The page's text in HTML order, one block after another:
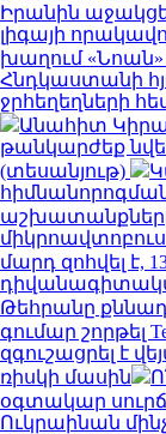
Իրանին
լիգայի
խաղում
Հնդկաստանի
ջրհեղեղների
Անահիտ
թանկարժեք
(տեսանյութ)
մարդ զոհվել է,
Թեհրանը
գումար շորթել
զգուշացրել է
ռիսկի մասին
օգտակար
Ուկրաինան